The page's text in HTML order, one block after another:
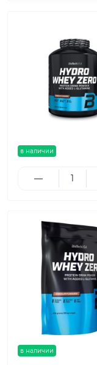
в наличии
в наличии